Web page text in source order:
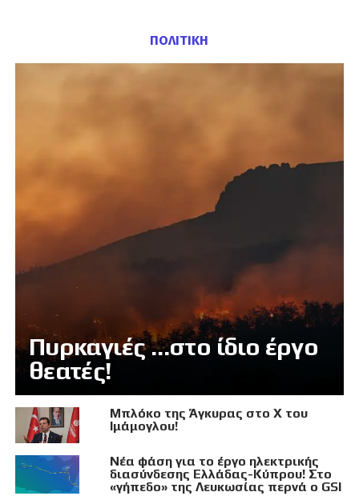
ΠΟΛΙΤΙΚΗ
Πυρκαγιές …στο ίδιο έργο
θεατές!
Μπλόκο της Άγκυρας στο X του
Ιμάμογλου!
Νέα φάση για το έργο ηλεκτρικής
διασύνδεσης Ελλάδας-Κύπρου! Στο
«γήπεδο» της Λευκωσίας περνά ο GSI